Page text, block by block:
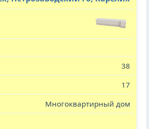
38
17
Многоквартирный дом